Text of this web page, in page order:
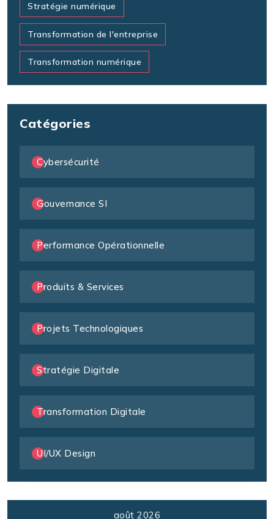
Stratégie numérique
Transformation de l'entreprise
Transformation numérique
Catégories
Cybersécurité
Gouvernance SI
Performance Opérationnelle
Produits & Services
Projets Technologiques
Stratégie Digitale
Transformation Digitale
UI/UX Design
août 2026